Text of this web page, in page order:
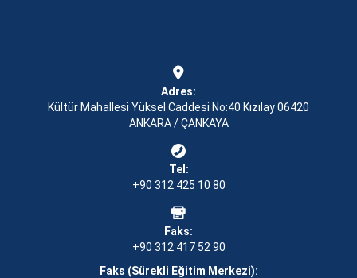
Adres:
Kültür Mahallesi Yüksel Caddesi No:40 Kızılay 06420
ANKARA / ÇANKAYA
Tel:
+90 312 425 10 80
Faks:
+90 312 417 52 90
Faks (Sürekli Eğitim Merkezi):